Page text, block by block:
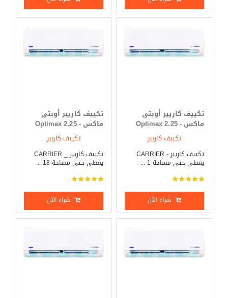
تكييف كاريير أوبتى
ماكس - Optimax 2.25
حصان بارد فقط
تكييف كاريير
تكييف كاريير - CARRIER
يغطى حتى مساحة 1 ...
شراء الآن
تكييف كاريير أوبتى
ماكس - Optimax 2.25
حصان بارد _ ساخن
تكييف كاريير
تكييف كاريير _ CARRIER
يغطى حتى مساحة 18 ...
شراء الآن